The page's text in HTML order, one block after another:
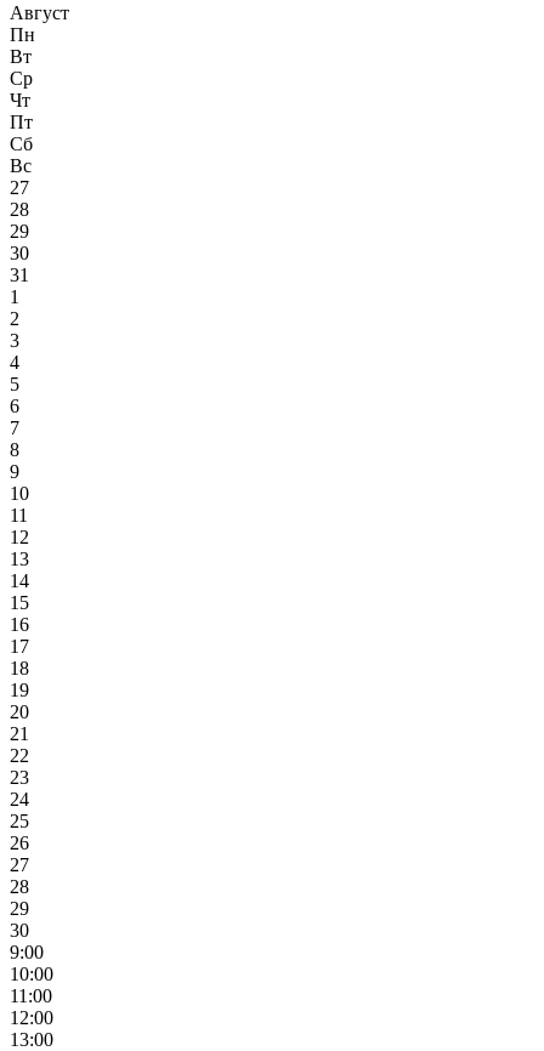
Август
Пн
Вт
Ср
Чт
Пт
Сб
Вс
27
28
29
30
31
1
2
3
4
5
6
7
8
9
10
11
12
13
14
15
16
17
18
19
20
21
22
23
24
25
26
27
28
29
30
9:00
10:00
11:00
12:00
13:00